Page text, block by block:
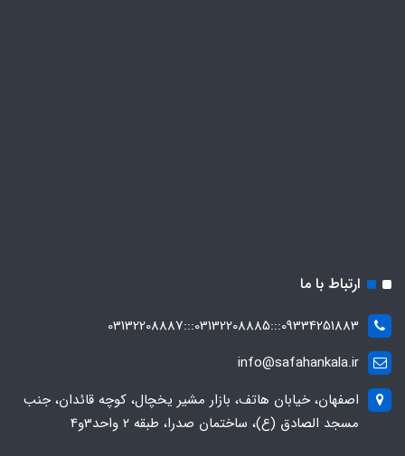
ارتباط با ما
09334251883:::03132208885:::03132208887
info@safahankala.ir
اصفهان، خیابان هاتف، بازار مشیر یخچال، کوچه قائدان، جنب
مسجد الصادق (ع)، ساختمان صدرا، طبقه 2 واحد3و4